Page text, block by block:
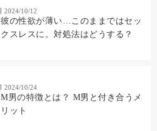
2024/10/12
彼の性欲が薄い…このままではセッ
クスレスに。対処法はどうする？
2024/10/24
M男の特徴とは？ M男と付き合うメ
リット